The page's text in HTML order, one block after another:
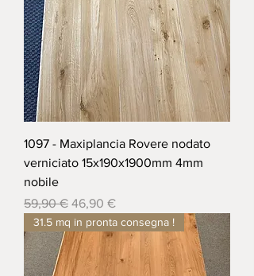
1097 - Maxiplancia Rovere nodato
verniciato 15x190x1900mm 4mm
nobile
Prezzo regolare
59,90 € Prezzo scontato
46,90 €
31.5 mq in pronta consegna !